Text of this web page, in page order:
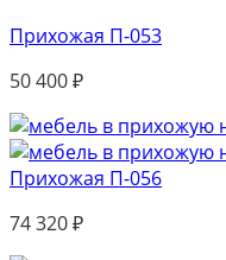
Прихожая П-053
50 400₽
Прихожая П-056
74 320₽